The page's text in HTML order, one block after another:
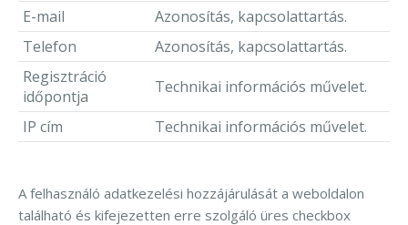
E-mail
Azonosítás, kapcsolattartás.
Telefon
Azonosítás, kapcsolattartás.
Regisztráció
időpontja
Technikai információs művelet.
IP cím
Technikai információs művelet.
A felhasználó adatkezelési hozzájárulását a weboldalon
található és kifejezetten erre szolgáló üres checkbox